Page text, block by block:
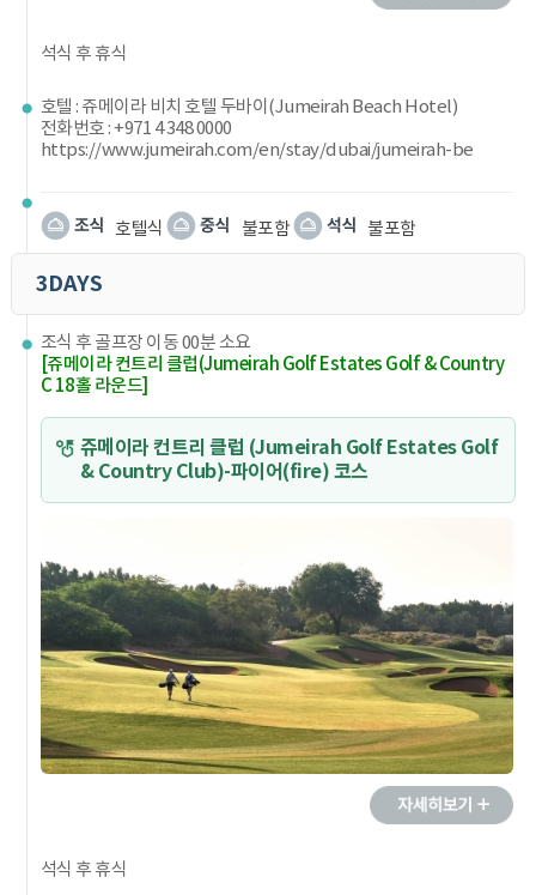
석식 후 휴식
호텔 : 쥬메이라 비치 호텔 두바이(Jumeirah Beach Hotel)
전화번호 : +971 4 348 0000
https://www.jumeirah.com/en/stay/dubai/jumeirah-be
호텔식 불포함 불포함
3DAYS
조식 후 골프장 이동 00분 소요
[쥬메이라 컨트리 클럽(Jumeirah Golf Estates Golf & Country
C 18홀 라운드]
쥬메이라 컨트리 클럽 (Jumeirah Golf Estates Golf
& Country Club)-파이어(fire) 코스
석식 후 휴식